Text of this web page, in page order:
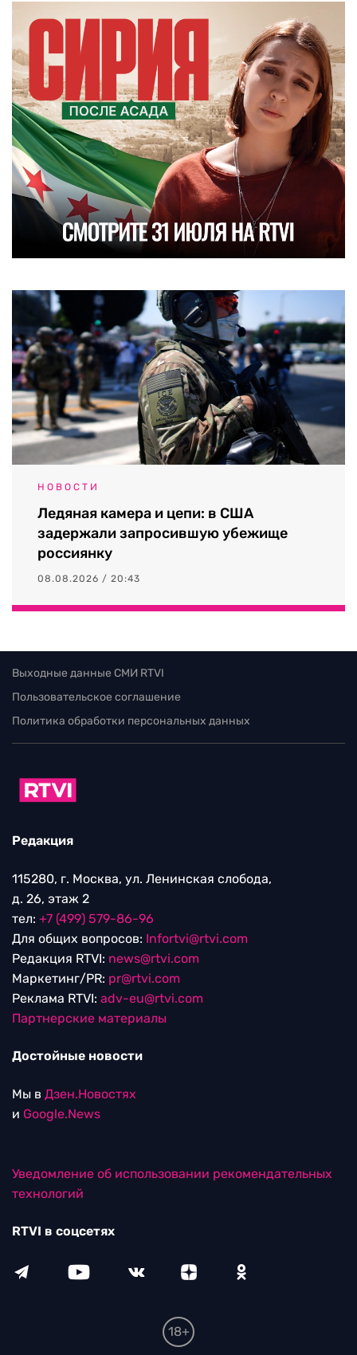
НОВОСТИ
Ледяная камера и цепи: в США
задержали запросившую убежище
россиянку
08.08.2026 / 20:43
Выходные данные СМИ RTVI
Пользовательское соглашение
Политика обработки персональных данных
Редакция
115280, г. Москва, ул. Ленинская слобода,
д. 26, этаж 2
тел: +7 (499) 579-86-96
Для общих вопросов: Infortvi@rtvi.com
Редакция RTVI: news@rtvi.com
Маркетинг/PR: pr@rtvi.com
Реклама RTVI: adv-eu@rtvi.com
Партнерские материалы
Достойные новости
Мы в Дзен.Новостях
и Google.News
Уведомление об использовании рекомендательных
технологий
RTVI в соцсетях
18+